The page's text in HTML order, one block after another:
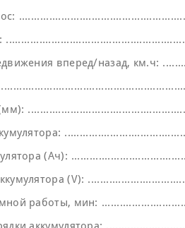
вперед/назад, км.ч:
(Ач):
(V):
работы, мин: